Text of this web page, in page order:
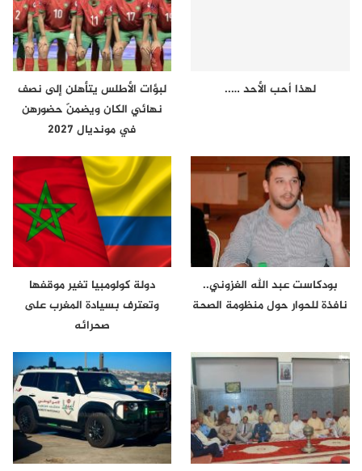
لهذا أحب الأحد …..
لبؤات الأطلس يتأهلن إلى نصف
نهائي الكان ويضمنّ حضورهن
في مونديال 2027
بودكاست عبد الله الغزوني..
نافذة للحوار حول منظومة الصحة
دولة كولومبيا تغير موقفها
وتعترف بسيادة المغرب على
صحرائه